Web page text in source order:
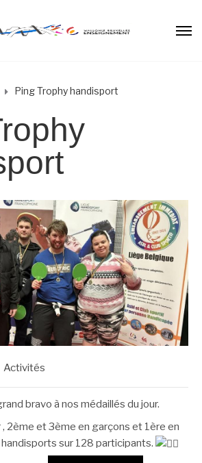
Ping Trophy handisport
Activités
bravo à nos médaillés du jour.
2ème et 3ème en garçons et 1ère en
sur 128 participants.